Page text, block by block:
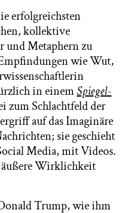
erfolgreichsten
kollektive
Metaphern zu
wie Wut,
in einemSpiegel-
zum Schlachtfeld der
auf das Imaginäre
sie geschieht
Media, mit Videos.
Wirklichkeit
Trump, wie ihm